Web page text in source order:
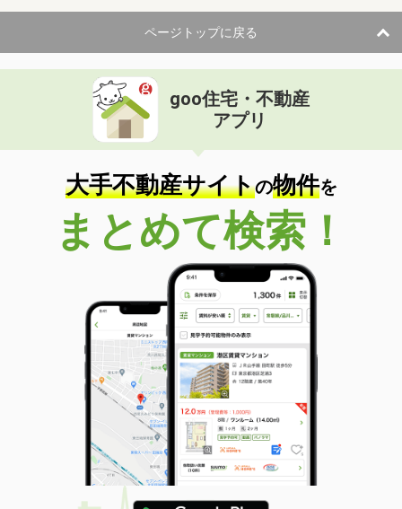
ページトップに戻る
goo住宅・不動産
アプリ
大手不動産サイトの物件を
まとめて検索！